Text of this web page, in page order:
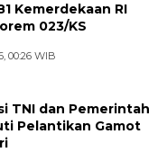
Kemerdekaan RI
023/KS
00:26 WIB
TNI dan Pemerintah
Pelantikan Gamot